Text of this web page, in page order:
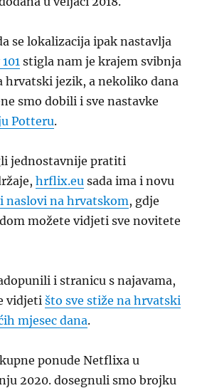
se lokalizacija ipak nastavlja
stigla nam je krajem svibnja
hrvatski jezik, a nekoliko dana
smo dobili i sve nastavke
Potteru.
jednostavnije pratiti
hrflix.eu sada ima i novu
naslovi na hrvatskom, gdje
možete vidjeti sve novitete
i stranicu s najavama,
vidjetišto sve stiže na hrvatski
mjesec dana.
ponude Netflixa u
2020. dosegnuli smo brojku